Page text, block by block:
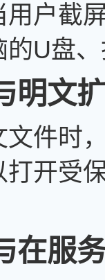
户截
U盘
明文
件时
开受
在服